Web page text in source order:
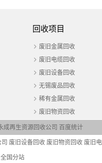
回收项目
废旧金属回收
废旧电缆回收
废旧设备回收
无锡废品回收
稀有金属回收
废旧物资回收
再生资源回收公司 百度统计
废旧设备回收 废旧物资回收 废旧电
全国分站